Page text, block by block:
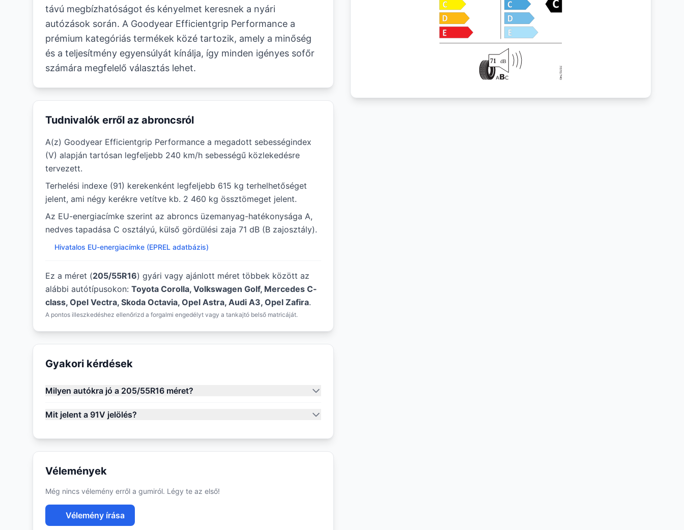
távú megbízhatóságot és kényelmet keresnek a nyári
autózások során. A Goodyear Efficientgrip Performance a
prémium kategóriás termékek közé tartozik, amely a minőség
és a teljesítmény egyensúlyát kínálja, így minden igényes sofőr
számára megfelelő választás lehet.
Tudnivalók erről az abroncsról
A(z) Goodyear Efficientgrip Performance a megadott sebességindex
(V) alapján tartósan legfeljebb 240 km/h sebességű közlekedésre
tervezett.
Terhelési indexe (91) kerekenként legfeljebb 615 kg terhelhetőséget
jelent, ami négy kerékre vetítve kb. 2 460 kg össztömeget jelent.
Az EU-energiacímke szerint az abroncs üzemanyag-hatékonysága A,
nedves tapadása C osztályú, külső gördülési zaja 71 dB (B zajosztály).
Hivatalos EU-energiacímke (EPREL adatbázis)
Ez a méret (205/55R16) gyári vagy ajánlott méret többek között az
alábbi autótípusokon: Toyota Corolla, Volkswagen Golf, Mercedes C-
class, Opel Vectra, Skoda Octavia, Opel Astra, Audi A3, Opel Zafira.
A pontos illeszkedéshez ellenőrizd a forgalmi engedélyt vagy a tankajtó belső matricáját.
Gyakori kérdések
Milyen autókra jó a 205/55R16 méret?
Mit jelent a 91V jelölés?
Vélemények
Még nincs vélemény erről a gumiról. Légy te az első!
Vélemény írása